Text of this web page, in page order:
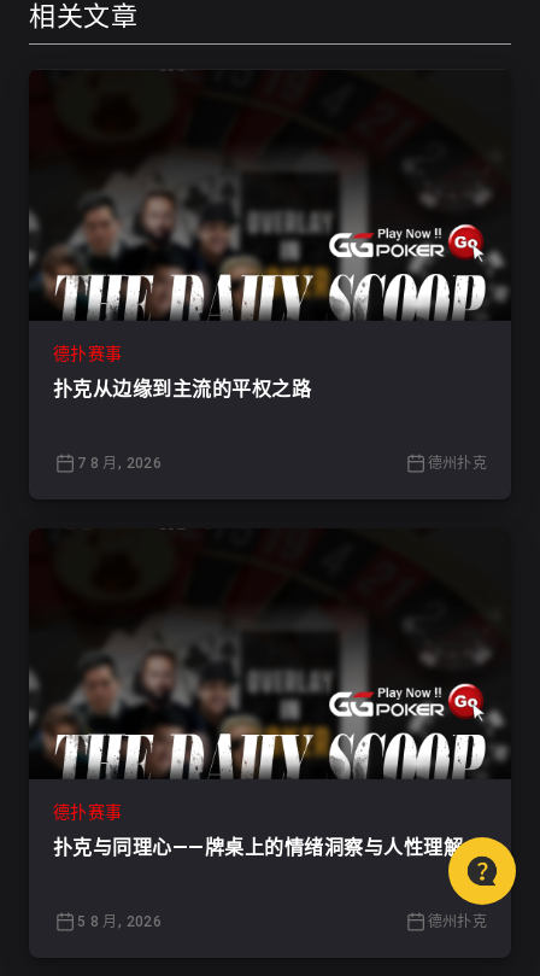
相关文章
德扑赛事
扑克从边缘到主流的平权之路
7 8 月, 2026 德州扑克
德扑赛事
扑克与同理心——牌桌上的情绪洞察与人性理解
5 8 月, 2026 德州扑克